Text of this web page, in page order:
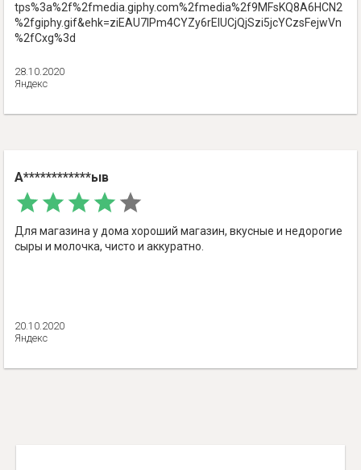
tps%3a%2f%2fmedia.giphy.com%2fmedia%2f9MFsKQ8A6HCN2
%2fgiphy.gif&ehk=ziEAU7IPm4CYZy6rElUCjQjSzi5jcYCzsFejwVn
%2fCxg%3d
28.10.2020
Яндекс
А************ыв
Для магазина у дома хороший магазин, вкусные и недорогие
сыры и молочка, чисто и аккуратно.
20.10.2020
Яндекс